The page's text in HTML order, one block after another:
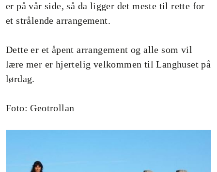
er på vår side, så da ligger det meste til rette for
et strålende arrangement.
Dette er et åpent arrangement og alle som vil
lære mer er hjertelig velkommen til Langhuset på
lørdag.
Foto: Geotrollan